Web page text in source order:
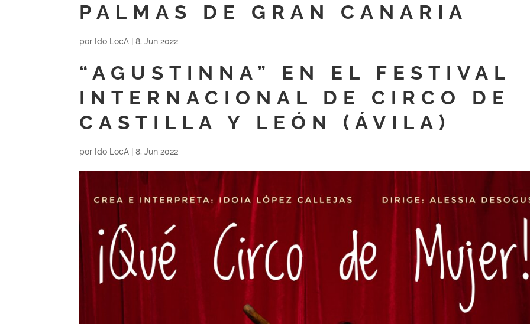
PALMAS DE GRAN CANARIA
por Ido LocA |8, Jun 2022
“AGUSTINNA” EN EL FESTIVAL
INTERNACIONAL DE CIRCO DE
CASTILLA Y LEÓN (ÁVILA)
por Ido LocA |8, Jun 2022